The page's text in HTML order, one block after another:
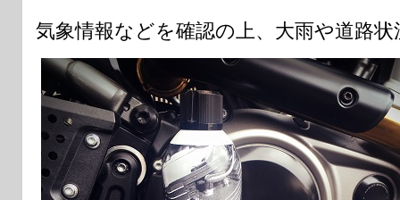
気象情報などを確認の上、大雨や道路